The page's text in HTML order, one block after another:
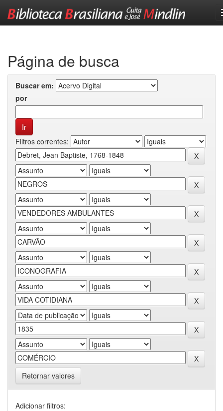
Página de busca
Buscar em:
por
Filtros correntes:
Retornar valores
Adicionar filtros: